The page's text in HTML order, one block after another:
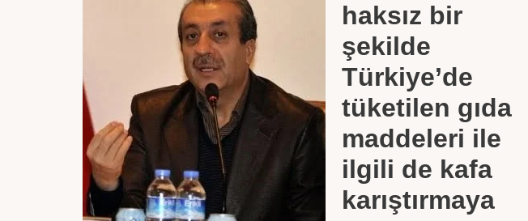
haksız bir
şekilde
Türkiye’de
tüketilen gıda
maddeleri ile
ilgili de kafa
karıştırmaya